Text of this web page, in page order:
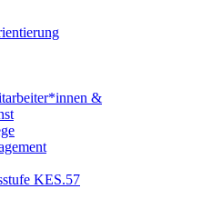
&
KES.57